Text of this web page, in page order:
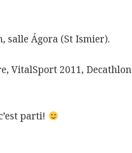
salle Ágora (St Ismier).
VitalSport 2011, Decathlon
parti!